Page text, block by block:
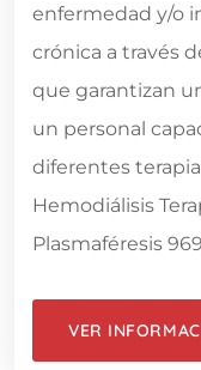
enfermedad y/o
crónica a través
que garantizan
un personal
diferentes
Hemodiálisis
Plasmaféresis
VER